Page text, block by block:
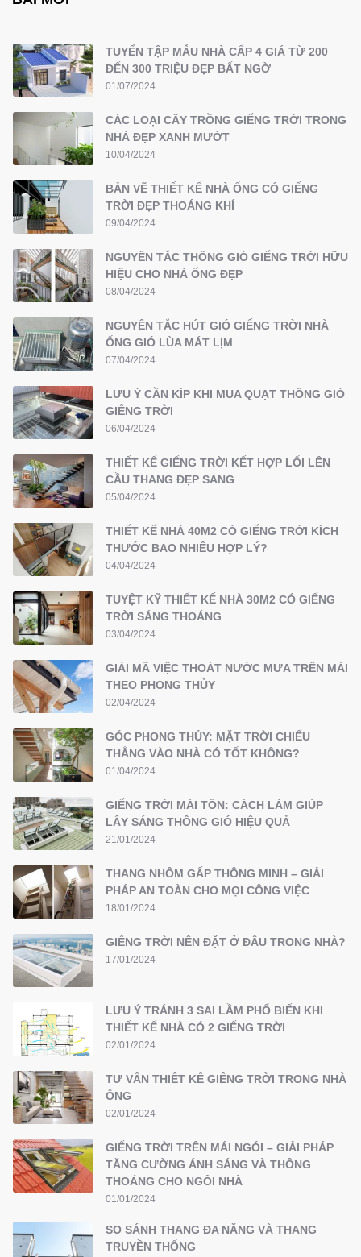
TUYỂN TẬP MẪU NHÀ CẤP 4 GIÁ TỪ 200
ĐẾN 300 TRIỆU ĐẸP BẤT NGỜ
01/07/2024
CÁC LOẠI CÂY TRỒNG GIẾNG TRỜI TRONG
NHÀ ĐẸP XANH MƯỚT
10/04/2024
BẢN VẼ THIẾT KẾ NHÀ ỐNG CÓ GIẾNG
TRỜI ĐẸP THOÁNG KHÍ
09/04/2024
NGUYÊN TẮC THÔNG GIÓ GIẾNG TRỜI HỮU
HIỆU CHO NHÀ ỐNG ĐẸP
08/04/2024
NGUYÊN TẮC HÚT GIÓ GIẾNG TRỜI NHÀ
ỐNG GIÓ LÙA MÁT LỊM
07/04/2024
LƯU Ý CẦN KÍP KHI MUA QUẠT THÔNG GIÓ
GIẾNG TRỜI
06/04/2024
THIẾT KẾ GIẾNG TRỜI KẾT HỢP LỐI LÊN
CẦU THANG ĐẸP SANG
05/04/2024
THIẾT KẾ NHÀ 40M2 CÓ GIẾNG TRỜI KÍCH
THƯỚC BAO NHIÊU HỢP LÝ?
04/04/2024
TUYỆT KỸ THIẾT KẾ NHÀ 30M2 CÓ GIẾNG
TRỜI SÁNG THOÁNG
03/04/2024
GIẢI MÃ VIỆC THOÁT NƯỚC MƯA TRÊN MÁI
THEO PHONG THỦY
02/04/2024
GÓC PHONG THỦY: MẶT TRỜI CHIẾU
THẲNG VÀO NHÀ CÓ TỐT KHÔNG?
01/04/2024
GIẾNG TRỜI MÁI TÔN: CÁCH LÀM GIÚP
LẤY SÁNG THÔNG GIÓ HIỆU QUẢ
21/01/2024
THANG NHÔM GẤP THÔNG MINH – GIẢI
PHÁP AN TOÀN CHO MỌI CÔNG VIỆC
18/01/2024
GIẾNG TRỜI NÊN ĐẶT Ở ĐÂU TRONG NHÀ?
17/01/2024
LƯU Ý TRÁNH 3 SAI LẦM PHỔ BIẾN KHI
THIẾT KẾ NHÀ CÓ 2 GIẾNG TRỜI
02/01/2024
TƯ VẤN THIẾT KẾ GIẾNG TRỜI TRONG NHÀ
ỐNG
02/01/2024
GIẾNG TRỜI TRÊN MÁI NGÓI – GIẢI PHÁP
TĂNG CƯỜNG ÁNH SÁNG VÀ THÔNG
THOÁNG CHO NGÔI NHÀ
01/01/2024
SO SÁNH THANG ĐA NĂNG VÀ THANG
TRUYỀN THỐNG